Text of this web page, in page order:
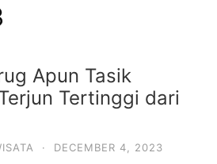
Apun Tasik
Tertinggi dari
· DECEMBER 4, 2023